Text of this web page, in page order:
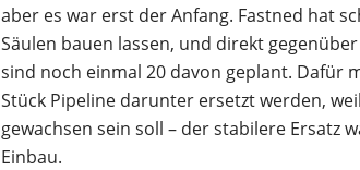
aber es war erst der Anfang. Fastned hat
Säulen bauen lassen, und direkt
sind noch einmal 20 davon geplant. Dafür
Stück Pipeline darunter ersetzt werden,
gewachsen sein soll – der stabilere Ersatz
Einbau.